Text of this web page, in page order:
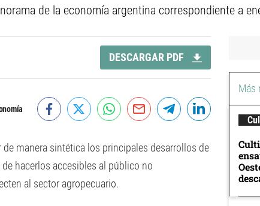
de la economía argentina correspondiente a
DESCARGAR PDF
de manera sintética los principales desarrollos de
hacerlos accesibles al público no
al sector agropecuario.
Más